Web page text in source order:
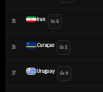
35 Iran Gr. G
36 Curaçao Gr. E
37 Uruguay Gr. H